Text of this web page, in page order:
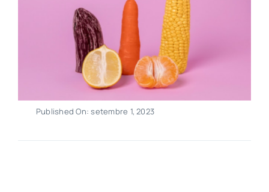
Col·labora
Published On: setembre 1, 2023